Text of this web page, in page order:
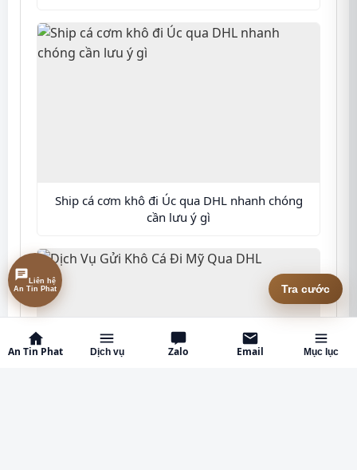
Ship cá cơm khô đi Úc qua DHL nhanh chóng
cần lưu ý gì
An Tin Phat Dịch vụ Zalo Email Mục lục
Tra cước
Liên hệ
An Tin Phat